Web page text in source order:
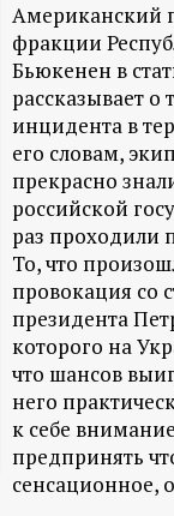
-
и
н
ф
о
р
м
а
ц
Американский
фракции
Бьюкенен в
рассказывает о
инцидента в
его словам,
прекрасно
российской
раз проходили
То, что
провокация со
президента
которого на
что шансов
него
к себе
предпринять
сенсационное,